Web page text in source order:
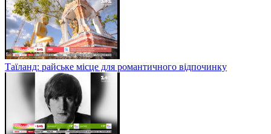
Таїланд: райське місце для романтичного відпочинку